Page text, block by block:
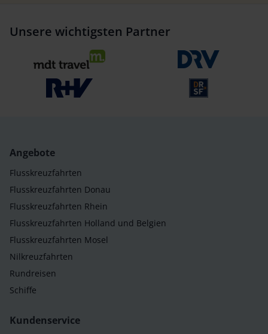
Unsere wichtigsten Partner
Angebote
Flusskreuzfahrten
Flusskreuzfahrten Donau
Flusskreuzfahrten Rhein
Flusskreuzfahrten Holland und Belgien
Flusskreuzfahrten Mosel
Nilkreuzfahrten
Rundreisen
Schiffe
Kundenservice